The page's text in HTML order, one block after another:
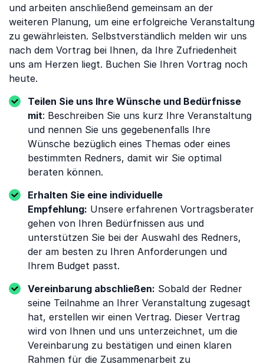
und arbeiten anschließend gemeinsam an der
weiteren Planung, um eine erfolgreiche Veranstaltung
zu gewährleisten. Selbstverständlich melden wir uns
nach dem Vortrag bei Ihnen, da Ihre Zufriedenheit
uns am Herzen liegt. Buchen Sie Ihren Vortrag noch
heute.
Teilen Sie uns Ihre Wünsche und Bedürfnisse
mit: Beschreiben Sie uns kurz Ihre Veranstaltung
und nennen Sie uns gegebenenfalls Ihre
Wünsche bezüglich eines Themas oder eines
bestimmten Redners, damit wir Sie optimal
beraten können.
Erhalten Sie eine individuelle
Empfehlung: Unsere erfahrenen Vortragsberater
gehen von Ihren Bedürfnissen aus und
unterstützen Sie bei der Auswahl des Redners,
der am besten zu Ihren Anforderungen und
Ihrem Budget passt.
Vereinbarung abschließen: Sobald der Redner
seine Teilnahme an Ihrer Veranstaltung zugesagt
hat, erstellen wir einen Vertrag. Dieser Vertrag
wird von Ihnen und uns unterzeichnet, um die
Vereinbarung zu bestätigen und einen klaren
Rahmen für die Zusammenarbeit zu